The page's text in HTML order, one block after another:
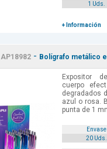
1 Uds.
+ Información
AP18982- Bolígrafo metálico
Expositor
cuerpo
degradados
azul o rosa.
punta de 1
Envase
20 Uds.